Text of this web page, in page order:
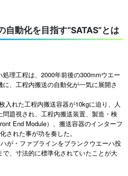
動化を目指す“SATAS”とは
理工程は、2000年前後の300mmウエー
、工程内搬送の自動化が一気に展開さ
入れた工程内搬送容器が10kgに迫り、人
題視され、工程内搬送装置、製造・検
End Module）、搬送容器のインターフ
された事が功を奏した。
が・ファブラインをブランクウエーハ投
で、寸法的に標準化されていたことが大